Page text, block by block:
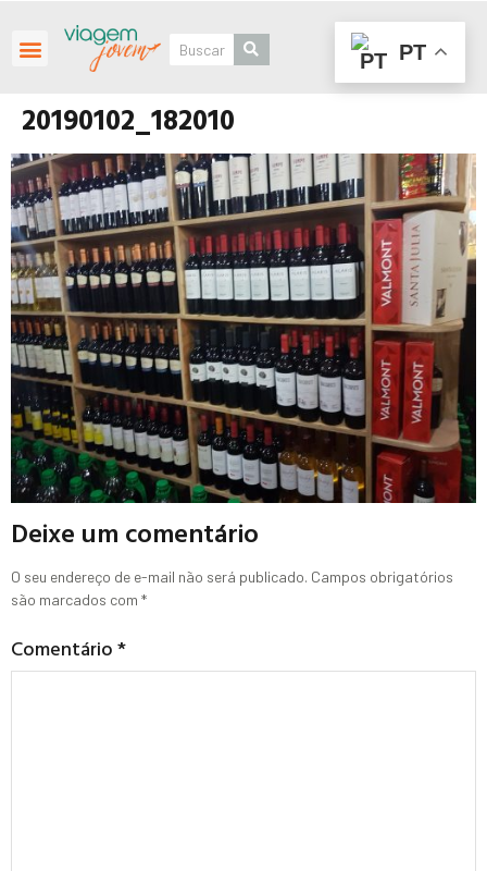
20190102_182010
Deixe um comentário
O seu endereço de e-mail não será publicado. Campos obrigatórios
são marcados com *
Comentário*
PT